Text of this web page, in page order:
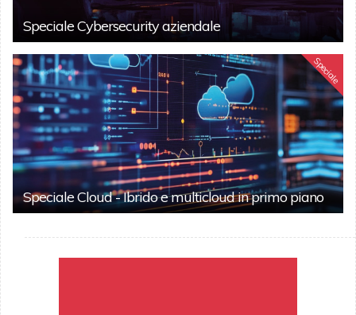
Speciale Cybersecurity aziendale
Speciale
Speciale Cloud - Ibrido e multicloud in primo piano